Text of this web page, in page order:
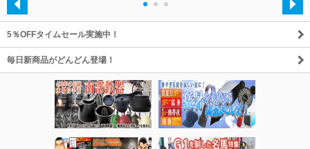
5％OFFタイムセール実施中！
毎日新商品がどんどん登場！